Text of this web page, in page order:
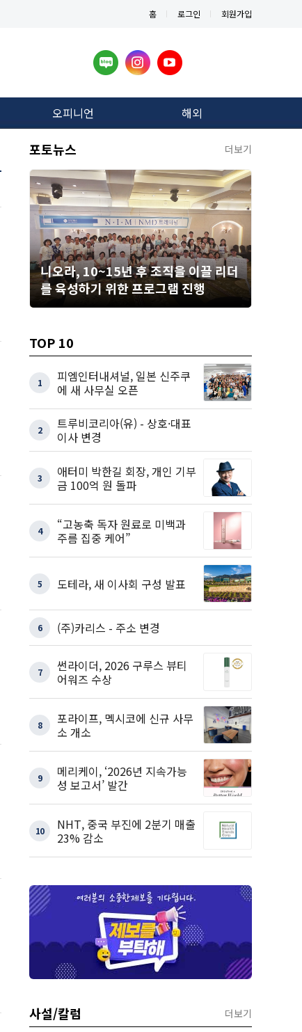
홈 로그인 회원가입
오피니언 해외
포토뉴스 더보기
니오라, 10~15년 후 조직을 이끌 리더
를 육성하기 위한 프로그램 진행
TOP 10
1
피엠인터내셔널, 일본 신주쿠
에 새 사무실 오픈
2
트루비코리아(유) - 상호·대표
이사 변경
3
애터미 박한길 회장, 개인 기부
금 100억 원 돌파
4
“고농축 독자 원료로 미백과
주름 집중 케어”
5 도테라, 새 이사회 구성 발표
6 (주)카리스 - 주소 변경
7
썬라이더, 2026 구루스 뷰티
어워즈 수상
8
포라이프, 멕시코에 신규 사무
소 개소
9
메리케이, ‘2026년 지속가능
성 보고서’ 발간
10
NHT, 중국 부진에 2분기 매출
23% 감소
사설/칼럼 더보기